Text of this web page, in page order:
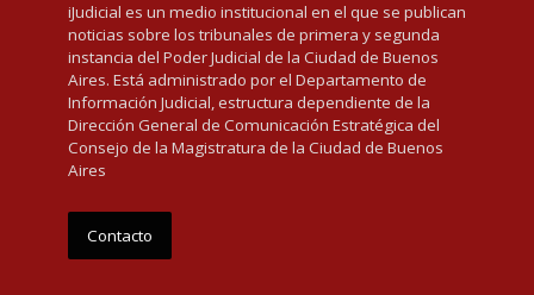
iJudicial es un medio institucional en el que se publican
noticias sobre los tribunales de primera y segunda
instancia del Poder Judicial de la Ciudad de Buenos
Aires. Está administrado por el Departamento de
Información Judicial, estructura dependiente de la
Dirección General de Comunicación Estratégica del
Consejo de la Magistratura de la Ciudad de Buenos
Aires
Contacto